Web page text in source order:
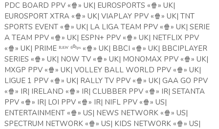
PDC BOARD PPV «🍿» UK| EUROSPORTS «🍿» UK|
EUROSPORT XTRA «🍿» UK| VIAPLAY PPV «🍿» UK| TNT
SPORTS EVENT «🍿» UK| LA LIGA TEAM PPV «🍿» UK| SERIE
A TEAM PPV «🍿» UK| ESPN+ PPV «🍿» UK| NETFLIX PPV
«🍿» UK| PRIME ᴿᴬᵂ ⁶⁰ᶠᵖˢ «🍿» UK| BBCI «🍿» UK| BBCIPLAYER
SERIES «🍿» UK| NOW TV «🍿» UK| MONOMAX PPV «🍿» UK|
MXGP PPV «🍿» UK| VOLLEY BALL WORLD PPV «🍿» UK|
LIGUE 1 PPV «🍿» UK| RALLY TV PPV «🍿» UK| GAA GO PPV
«🍿» IR| IRELAND «🍿» IR| CLUBBER PPV «🍿» IR| SETANTA
PPV «🍿» IR| LOI PPV «🍿» IR| NIFL PPV «🍿» US|
ENTERTAINMENT «🍿» US| NEWS NETWORK «🍿» US|
SPECTRUM NETWORK «🍿» US| KIDS NETWORK «🍿» US|